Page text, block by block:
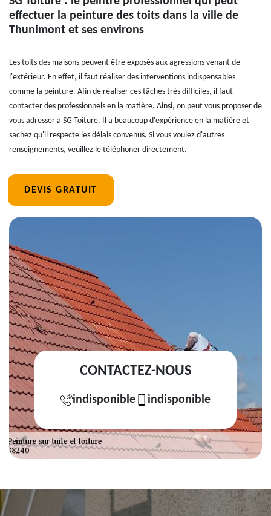
effectuer la peinture des toits dans la ville de
Thunimont et ses environs
Les toits des maisons peuvent être exposés aux agressions venant de
l'extérieur. En effet, il faut réaliser des interventions indispensables
comme la peinture. Afin de réaliser ces tâches très difficiles, il faut
contacter des professionnels en la matière. Ainsi, on peut vous proposer de
vous adresser à SG Toiture. Il a beaucoup d'expérience en la matière et
sachez qu'il respecte les délais convenus. Si vous voulez d'autres
renseignements, veuillez le téléphoner directement.
DEVIS GRATUIT
CONTACTEZ-NOUS
indisponible indisponible